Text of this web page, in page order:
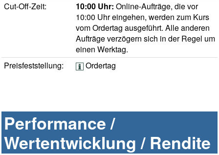
Cut-Off-Zeit:
10:00 Uhr: Online-Aufträge, die vor
10:00 Uhr eingehen, werden zum Kurs
vom Ordertag ausgeführt. Alle anderen
Aufträge verzögern sich in der Regel um
einen Werktag.
Preisfeststellung:
Ordertag
Performance /
Wertentwicklung / Rendite